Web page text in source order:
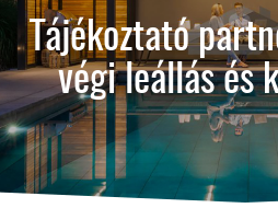
Tájékoztató
végi leállás és